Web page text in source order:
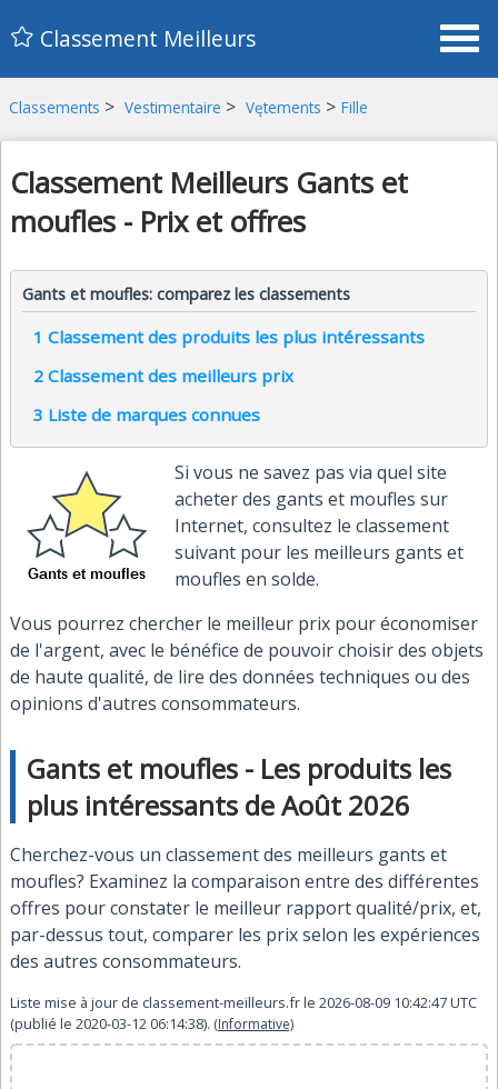
Classement Meilleurs
Classements > Vestimentaire > Vętements > Fille
Classement Meilleurs Gants et
moufles - Prix et offres
Gants et moufles: comparez les classements
1 Classement des produits les plus intéressants
2 Classement des meilleurs prix
3 Liste de marques connues
Si vous ne savez pas via quel site
acheter des gants et moufles sur
Internet, consultez le classement
suivant pour les meilleurs gants et
moufles en solde.
Vous pourrez chercher le meilleur prix pour économiser
de l'argent, avec le bénéfice de pouvoir choisir des objets
de haute qualité, de lire des données techniques ou des
opinions d'autres consommateurs.
Gants et moufles - Les produits les
plus intéressants de Août 2026
Cherchez-vous un classement des meilleurs gants et
moufles? Examinez la comparaison entre des différentes
offres pour constater le meilleur rapport qualité/prix, et,
par-dessus tout, comparer les prix selon les expériences
des autres consommateurs.
Liste mise à jour de classement-meilleurs.frle 2026-08-09 10:42:47UTC
(publié le 2020-03-12 06:14:38). (Informative)